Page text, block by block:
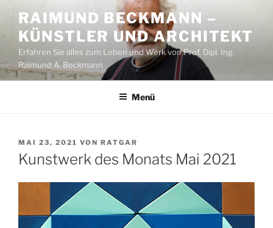
Inhalt
springen
RAIMUND BECKMANN –
KÜNSTLER UND ARCHITEKT
Erfahren Sie alles zum Leben und Werk von Prof. Dipl. Ing.
Raimund A. Beckmann
Menü
VERÖFFENTLICHT
AM
MAI 23, 2021 VON RATGAR
Kunstwerk des Monats Mai 2021